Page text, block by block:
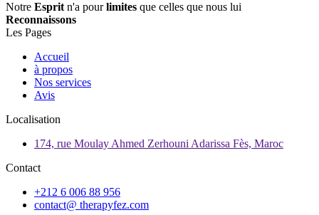
Notre Esprit n'a pourlimites que celles que nous lui
Reconnaissons
Les Pages
Accueil
à propos
Nos services
Avis
Localisation
174, rue Moulay Ahmed Zerhouni Adarissa Fès, Maroc
Contact
+212 6 006 88 956
contact@ therapyfez.com